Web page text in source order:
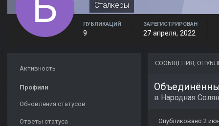
Сталкеры
ПУБЛИКАЦИЙ
9
ЗАРЕГИСТРИРОВАН
27 апреля, 2022
Активность
Профили
Обновления статусов
Ответы статуса
СООБЩЕНИЯ,
в Народная
Опубликовано 2